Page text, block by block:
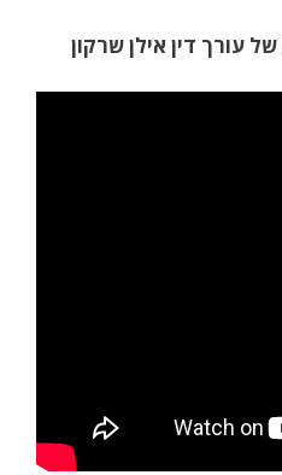
עורך דין אילן שרקון